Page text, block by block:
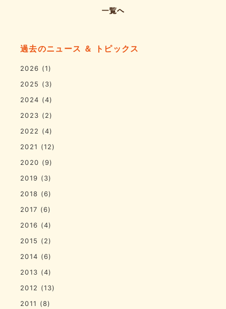
過去のニュース ＆ トピックス
2026 (1)
2025 (3)
2024 (4)
2023 (2)
2022 (4)
2021 (12)
2020 (9)
2019 (3)
2018 (6)
2017 (6)
2016 (4)
2015 (2)
2014 (6)
2013 (4)
2012 (13)
2011 (8)